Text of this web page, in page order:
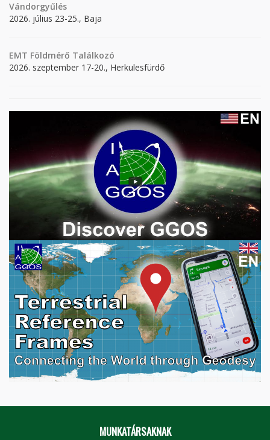
Vándorgyűlés
2026. július 23-25., Baja
EMT Földmérő Találkozó
2026. szeptember 17-20., Herkulesfürdő
MUNKATÁRSAKNAK